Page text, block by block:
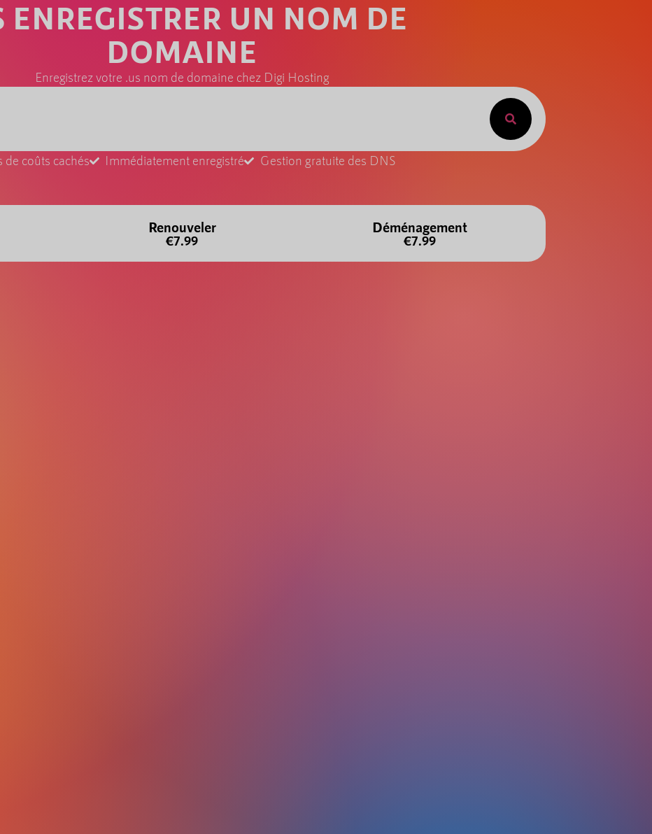
ENREGISTRER UN NOM DE
DOMAINE
Enregistrez votre .us nom de domaine chez Digi Hosting
de coûts cachés Immédiatement enregistré Gestion gratuite des DNS
Renouveler
€7.99
Déménagement
€7.99